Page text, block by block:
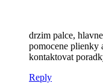
drzim palce,
pomocene plienky
kontaktovat
Reply